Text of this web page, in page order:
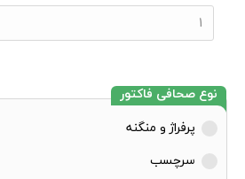
نوع صحافی فاکتور
پرفراژ و منگنه
سرچسب